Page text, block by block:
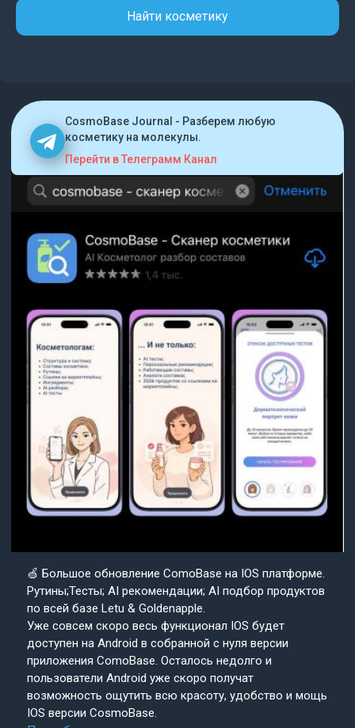
Найти косметику
CosmoBase Journal - Разберем любую
косметику на молекулы.
Перейти в Телеграмм Канал
🍏 Большое обновление ComoBase на IOS платформе.
Рутины;Тесты; AI рекомендации; AI подбор продуктов
по всей базе Letu & Goldenapple.
Уже совсем скоро весь функционал IOS будет
доступен на Android в собранной с нуля версии
приложения ComoBase. Осталось недолго и
пользователи Android уже скоро получат
возможность ощутить всю красоту, удобство и мощь
IOS версии CosmoBase.